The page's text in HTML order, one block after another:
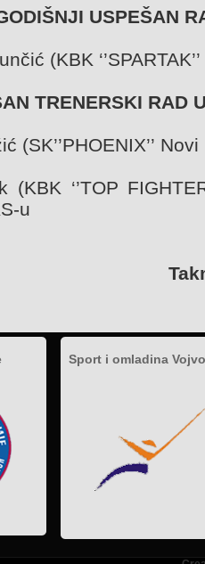
USPEŠAN
(KBK
TRENERSKI RAD
(SK’’PHOENIX’’
(KBK ‘’TOP
u
Sport i omladina